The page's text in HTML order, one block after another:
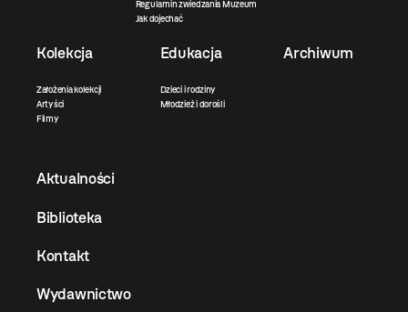
Regulamin zwiedzania Muzeum
Jak dojechać
Kolekcja
Założenia kolekcji
Artyści
Filmy
Edukacja
Dzieci i rodziny
Młodzież i dorośli
Archiwum
Aktualności
Biblioteka
Kontakt
Wydawnictwo